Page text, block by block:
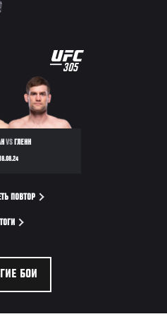
UFC
305305
VS ГЛЕНН
18.08.24
ПОВТОР
БОИ